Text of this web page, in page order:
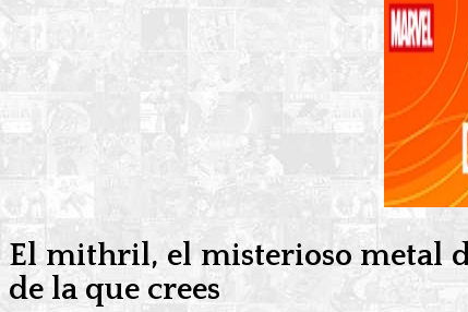
El mithril, el misterioso metal
de la que crees